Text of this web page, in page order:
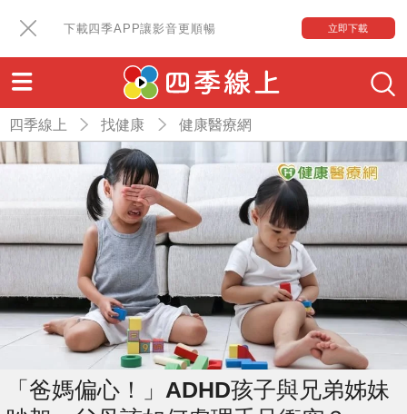
下載四季APP讓影音更順暢 立即下載
四季線上 找健康 健康醫療網
「爸媽偏心！」ADHD孩子與兄弟姊妹